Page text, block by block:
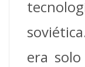
era